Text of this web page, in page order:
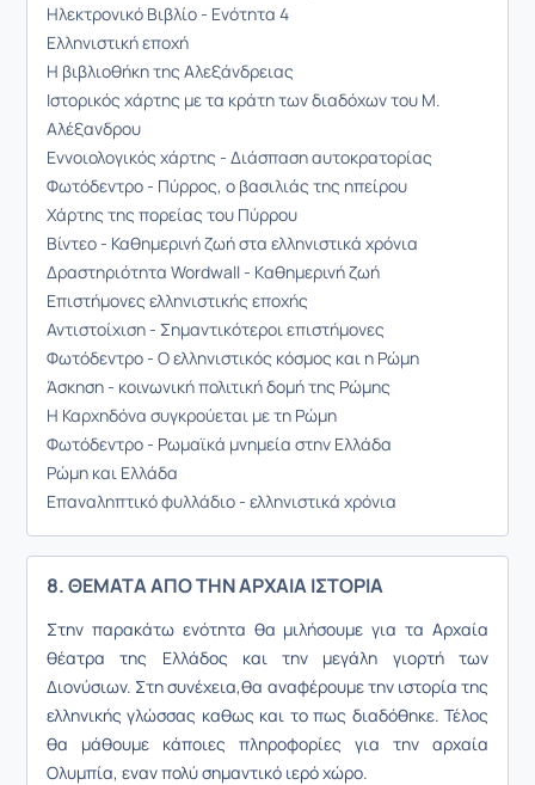
Ηλεκτρονικό Βιβλίο - Ενότητα 4
Ελληνιστική εποχή
Η βιβλιοθήκη της Αλεξάνδρειας
Ιστορικός χάρτης με τα κράτη των διαδόχων του Μ.
Αλέξανδρου
Εννοιολογικός χάρτης - Διάσπαση αυτοκρατορίας
Φωτόδεντρο - Πύρρος, ο βασιλιάς της ηπείρου
Χάρτης της πορείας του Πύρρου
Βίντεο - Καθημερινή ζωή στα ελληνιστικά χρόνια
Δραστηριότητα Wordwall - Kαθημερινή ζωή
Επιστήμονες ελληνιστικής εποχής
Αντιστοίχιση - Σημαντικότεροι επιστήμονες
Φωτόδεντρο - Ο ελληνιστικός κόσμος και η Ρώμη
Άσκηση - κοινωνική πολιτική δομή της Ρώμης
Η Καρχηδόνα συγκρούεται με τη Ρώμη
Φωτόδεντρο - Ρωμαϊκά μνημεία στην Ελλάδα
Ρώμη και Ελλάδα
Επαναληπτικό φυλλάδιο - ελληνιστικά χρόνια
8. ΘΕΜΑΤΑ ΑΠΟ ΤΗΝ ΑΡΧΑΙΑ ΙΣΤΟΡΙΑ
Στην παρακάτω ενότητα θα μιλήσουμε για τα Aρχαία
θέατρα της Eλλάδος και την μεγάλη γιορτή των
Διονύσιων. Στη συνέχεια,θα αναφέρουμε την ιστορία της
ελληνικής γλώσσας καθως και το πως διαδόθηκε. Τέλος
θα μάθουμε κάποιες πληροφορίες για την αρχαία
Ολυμπία, εναν πολύ σημαντικό ιερό χώρο.